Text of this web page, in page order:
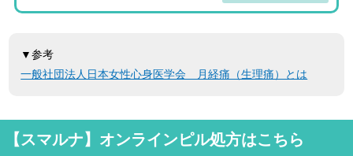
▼参考
一般社団法人日本女性心身医学会 月経痛（生理痛）とは
【スマルナ】オンラインピル処方はこちら